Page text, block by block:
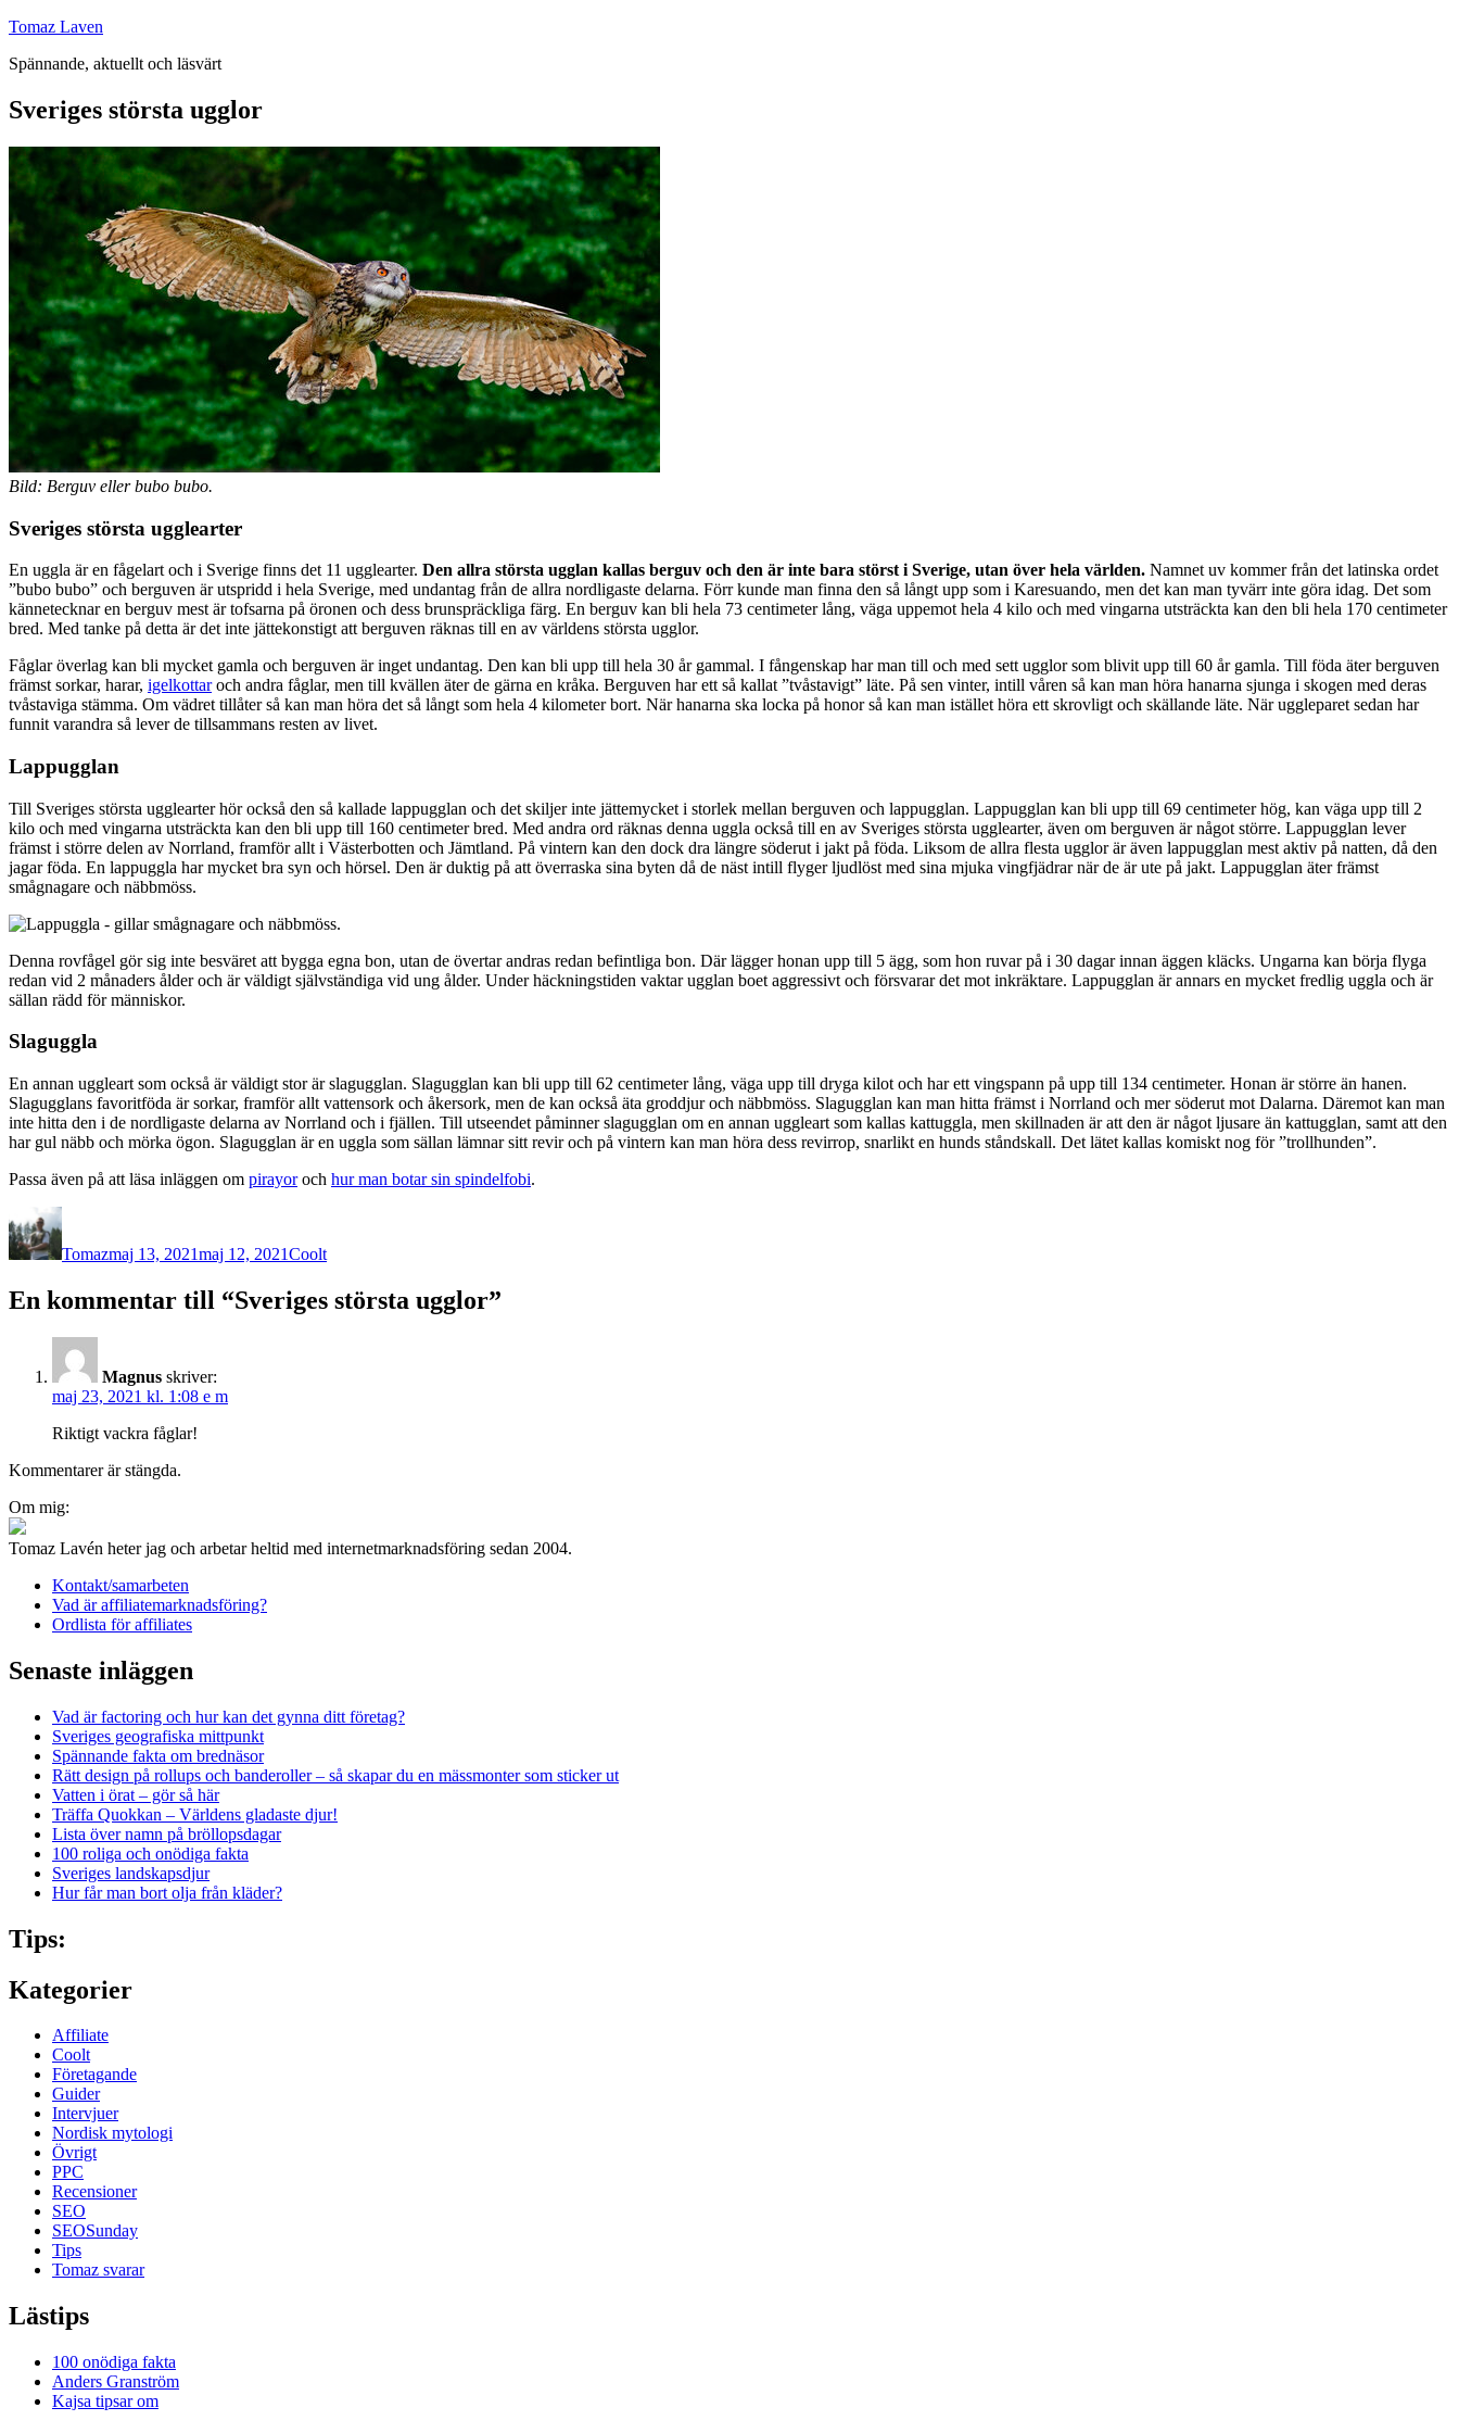
Hoppa
innehåll
Tomaz Laven
Spännande, aktuellt och läsvärt
Sveriges största ugglor
Bild: Berguv eller bubo bubo.
Sveriges största ugglearter
En uggla är en fågelart och i Sverige finns det 11 ugglearter. Den allra största ugglan kallas berguv och den är inte bara störst i Sverige, utan över hela världen. Namnet uv kommer från det latinska ordet
”bubo bubo” och berguven är utspridd i hela Sverige, med undantag från de allra nordligaste delarna. Förr kunde man finna den så långt upp som i Karesuando, men det kan man tyvärr inte göra idag. Det som
kännetecknar en berguv mest är tofsarna på öronen och dess brunspräckliga färg. En berguv kan bli hela 73 centimeter lång, väga uppemot hela 4 kilo och med vingarna utsträckta kan den bli hela 170 centimeter
bred. Med tanke på detta är det inte jättekonstigt att berguven räknas till en av världens största ugglor.
Fåglar överlag kan bli mycket gamla och berguven är inget undantag. Den kan bli upp till hela 30 år gammal. I fångenskap har man till och med sett ugglor som blivit upp till 60 år gamla. Till föda äter berguven
främst sorkar, harar, igelkottaroch andra fåglar, men till kvällen äter de gärna en kråka. Berguven har ett så kallat ”tvåstavigt” läte. På sen vinter, intill våren så kan man höra hanarna sjunga i skogen med deras
tvåstaviga stämma. Om vädret tillåter så kan man höra det så långt som hela 4 kilometer bort. När hanarna ska locka på honor så kan man istället höra ett skrovligt och skällande läte. När uggleparet sedan har
funnit varandra så lever de tillsammans resten av livet.
Lappugglan
Till Sveriges största ugglearter hör också den så kallade lappugglan och det skiljer inte jättemycket i storlek mellan berguven och lappugglan. Lappugglan kan bli upp till 69 centimeter hög, kan väga upp till 2
kilo och med vingarna utsträckta kan den bli upp till 160 centimeter bred. Med andra ord räknas denna uggla också till en av Sveriges största ugglearter, även om berguven är något större. Lappugglan lever
främst i större delen av Norrland, framför allt i Västerbotten och Jämtland. På vintern kan den dock dra längre söderut i jakt på föda. Liksom de allra flesta ugglor är även lappugglan mest aktiv på natten, då den
jagar föda. En lappuggla har mycket bra syn och hörsel. Den är duktig på att överraska sina byten då de näst intill flyger ljudlöst med sina mjuka vingfjädrar när de är ute på jakt. Lappugglan äter främst
smågnagare och näbbmöss.
Denna rovfågel gör sig inte besväret att bygga egna bon, utan de övertar andras redan befintliga bon. Där lägger honan upp till 5 ägg, som hon ruvar på i 30 dagar innan äggen kläcks. Ungarna kan börja flyga
redan vid 2 månaders ålder och är väldigt självständiga vid ung ålder. Under häckningstiden vaktar ugglan boet aggressivt och försvarar det mot inkräktare. Lappugglan är annars en mycket fredlig uggla och är
sällan rädd för människor.
Slaguggla
En annan uggleart som också är väldigt stor är slagugglan. Slagugglan kan bli upp till 62 centimeter lång, väga upp till dryga kilot och har ett vingspann på upp till 134 centimeter. Honan är större än hanen.
Slagugglans favoritföda är sorkar, framför allt vattensork och åkersork, men de kan också äta groddjur och näbbmöss. Slagugglan kan man hitta främst i Norrland och mer söderut mot Dalarna. Däremot kan man
inte hitta den i de nordligaste delarna av Norrland och i fjällen. Till utseendet påminner slagugglan om en annan uggleart som kallas kattuggla, men skillnaden är att den är något ljusare än kattugglan, samt att den
har gul näbb och mörka ögon. Slagugglan är en uggla som sällan lämnar sitt revir och på vintern kan man höra dess revirrop, snarlikt en hunds ståndskall. Det lätet kallas komiskt nog för ”trollhunden”.
Passa även på att läsa inläggen om pirayoroch hur man botar sin spindelfobi.
Författare
Tomazmaj 13, 2021maj 12, 2021Coolt
En kommentar till “Sveriges största ugglor”
Magnus skriver:
maj 23, 2021 kl. 1:08 e m
Riktigt vackra fåglar!
Kommentarer är stängda.
Inläggsnavigering
Om mig:
Tomaz Lavén heter jag och arbetar heltid med internetmarknadsföring sedan 2004.
Kontakt/samarbeten
Vad är affiliatemarknadsföring?
Ordlista för affiliates
Senaste inläggen
Vad är factoring och hur kan det gynna ditt företag?
Sveriges geografiska mittpunkt
Spännande fakta om brednäsor
Rätt design på rollups och banderoller – så skapar du en mässmonter som sticker ut
Vatten i örat – gör så här
Träffa Quokkan – Världens gladaste djur!
Lista över namn på bröllopsdagar
100 roliga och onödiga fakta
Sveriges landskapsdjur
Hur får man bort olja från kläder?
Tips:
Kategorier
Affiliate
Coolt
Företagande
Guider
Intervjuer
Nordisk mytologi
Övrigt
PPC
Recensioner
SEO
SEOSunday
Tips
Tomaz svarar
Lästips
100 onödiga fakta
Anders Granström
Kajsa tipsar om